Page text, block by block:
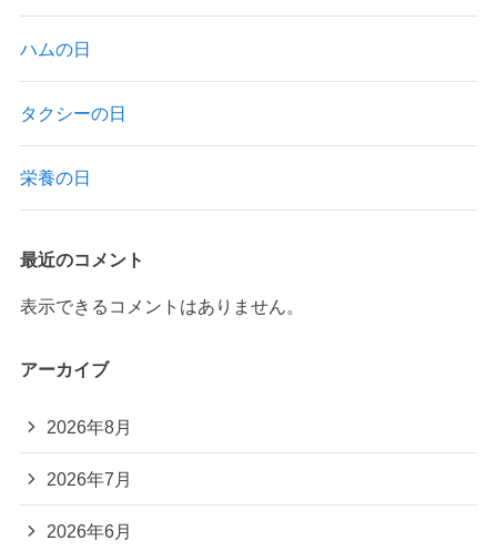
ハムの日
タクシーの日
栄養の日
最近のコメント
表示できるコメントはありません。
アーカイブ
2026年8月
2026年7月
2026年6月